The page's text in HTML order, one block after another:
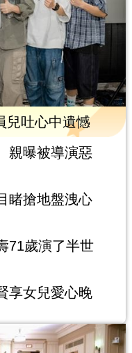
吐心中遺憾
親曝被導演惡
睹搶地盤洩心
71歲演了半世
享女兒愛心晚